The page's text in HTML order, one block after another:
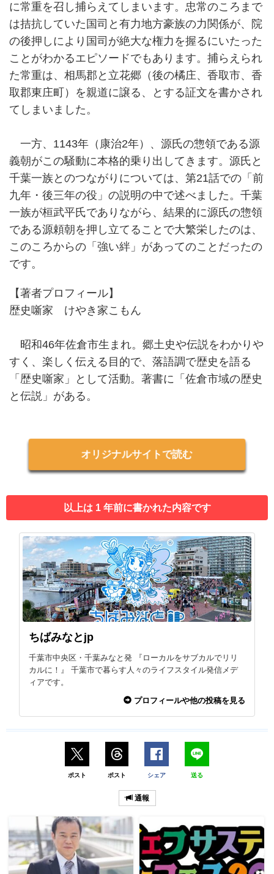
に常重を召し捕らえてしまいます。忠常のころまで
は拮抗していた国司と有力地方豪族の力関係が、院
の後押しにより国司が絶大な権力を握るにいたった
ことがわかるエピソードでもあります。捕らえられ
た常重は、相馬郡と立花郷（後の橘庄、香取市、香
取郡東庄町）を親道に譲る、とする証文を書かされ
てしまいました。
一方、1143年（康治2年）、源氏の惣領である源
義朝がこの騒動に本格的乗り出してきます。源氏と
千葉一族とのつながりについては、第21話での「前
九年・後三年の役」の説明の中で述べました。千葉
一族が桓武平氏でありながら、結果的に源氏の惣領
である源頼朝を押し立てることで大繁栄したのは、
このころからの「強い絆」があってのことだったの
です。
【著者プロフィール】
歴史噺家 けやき家こもん
昭和46年佐倉市生まれ。郷土史や伝説をわかりや
すく、楽しく伝える目的で、落語調で歴史を語る
「歴史噺家」として活動。著書に「佐倉市域の歴史
と伝説」がある。
オリジナルサイトで読む
以上は 1 年前に書かれた内容です
ちばみなとjp
千葉市中央区・千葉みなと発 『ローカルをサブカルでリリ
カルに！』 千葉市で暮らす人々のライフスタイル発信メデ
ィアです。
プロフィールや他の投稿を見る
ポスト ポスト シェア 送る
通報